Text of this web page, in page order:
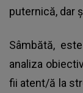
puternică, dar
Sâmbătă,
analiza
fii atent/ă la